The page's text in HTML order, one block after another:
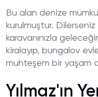
Bu alan denize
kurulmuştur. Dilerseniz
karavanınızla
kiralayıp, bungalov
muhteşem bir yaşam
Yılmaz'ın